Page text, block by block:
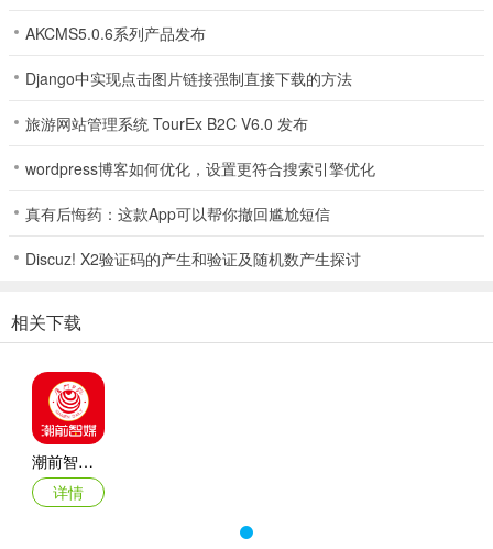
登录界面，使用手机号即可登录。
2、首页
用户在首页可以查看推荐内容，以及厦门、时政、电台等二十多个频
AKCMS5.0.6系列产品发布
Django中实现点击图片链接强制直接下载的方法
旅游网站管理系统 TourEx B2C V6.0 发布
wordpress博客如何优化，设置更符合搜索引擎优化
真有后悔药：这款App可以帮你撤回尴尬短信
Discuz! X2验证码的产生和验证及随机数产生探讨
相关下载
潮前智媒app
详情